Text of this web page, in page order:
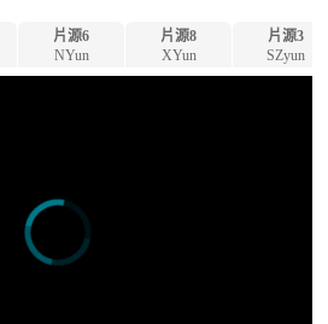
片源6
NYun
片源8
XYun
片源3
SZyun